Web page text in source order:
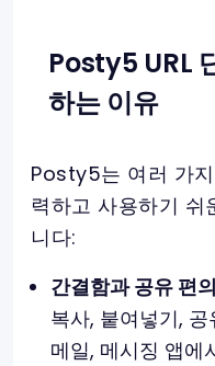
Posty5 URL
하는 이유
Posty5는 여러 가
력하고 사용하기 쉬
니다:
간결함과 공유 편
복사, 붙여넣기,
메일, 메시징 앱에